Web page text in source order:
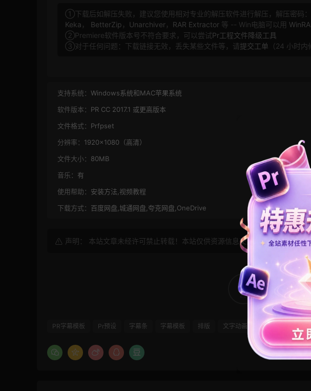
①下载后如解压失败，建议您使用相对专业的解压软件进行解压，解压密码：
Keka ， BetterZip ， Unarchiver， RAR Extractor 等 -- Win电脑可以用
②Premiere软件版本号不符合要求，可以尝试Pr工程文件降级工具
③对于任何问题：下载链接无效，丢失某些文件等，请提交工单 （24 小时内
支持系统： Windows系统和MAC苹果系统
软件版本： PR CC 2017.1 或更高版本
文件格式： Prfpset
分辨率： 1920×1080（高清）
文件大小： 80MB
音乐： 有
使用帮助： 安装方法,视频教程
下载方式： 百度网盘,城通网盘,夸克网盘,OneDrive
声明： 本站文章未经许可禁止转载！本站仅供资源信息交流学习， 版权说明
22
PR字幕模板 Pr预设 字幕条 字幕模板 排版 文字动画 标题模板